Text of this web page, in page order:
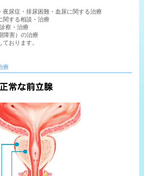
夜尿症・排尿困難・血尿に関する治療
関する相談・治療
察・治療
障害）の治療
おります。
療